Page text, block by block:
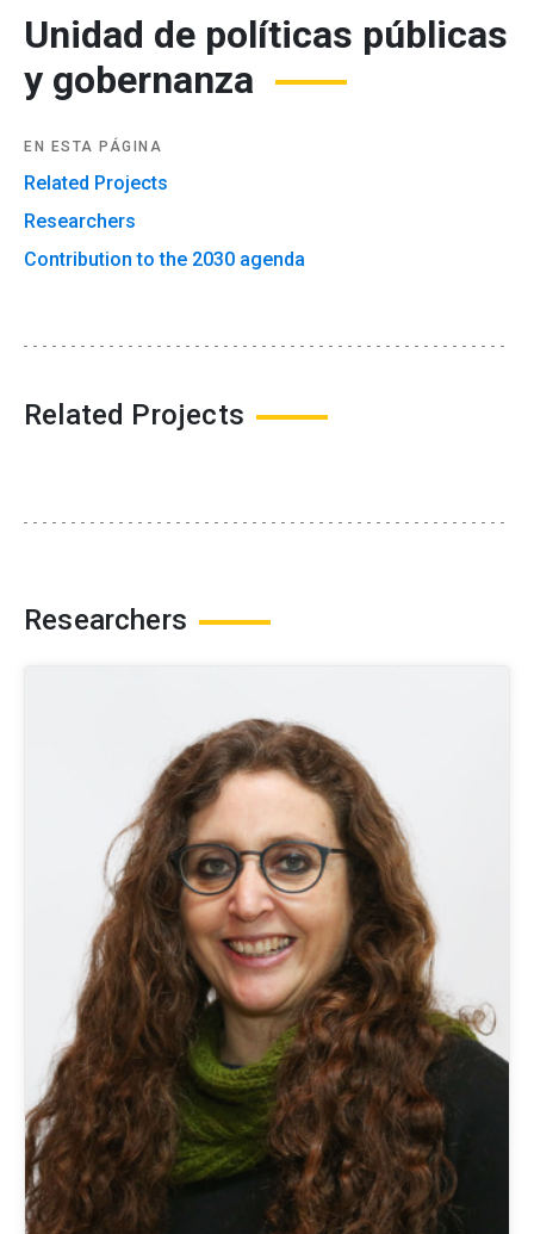
Unidad de políticas públicas
y gobernanza
EN ESTA PÁGINA
Related Projects
Researchers
Contribution to the 2030 agenda
Related Projects
Researchers